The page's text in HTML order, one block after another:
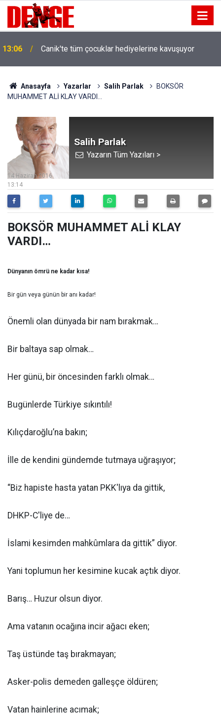
13:06 Canik'te tüm çocuklar hediyelerine kavuşuyor
Anasayfa Yazarlar Salih Parlak
BOKSÖR
MUHAMMET ALİ KLAY VARDI…
Salih Parlak
Yazarın Tüm Yazıları >
13:14
14 Haziran 2016
BOKSÖR MUHAMMET ALİ KLAY
VARDI…
Dünyanın ömrü ne kadar kısa!
Bir gün veya günün bir anı kadar!
Önemli olan dünyada bir nam bırakmak…
Bir baltaya sap olmak…
Her günü, bir öncesinden farklı olmak…
Bugünlerde Türkiye sıkıntılı!
Kılıçdaroğlu’na bakın;
İlle de kendini gündemde tutmaya uğraşıyor;
“Biz hapiste hasta yatan PKK'lıya da gittik,
DHKP-C'liye de…
İslami kesimden mahkûmlara da gittik” diyor.
Yani toplumun her kesimine kucak açtık diyor.
Barış… Huzur olsun diyor.
Ama vatanın ocağına incir ağacı eken;
Taş üstünde taş bırakmayan;
Asker-polis demeden galleşçe öldüren;
Vatan hainlerine acımak;